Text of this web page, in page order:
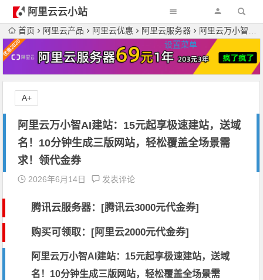
阿里云云小站
设置菜单
首页 阿里云产品 阿里云优惠 阿里云服务器 阿里云万小智AI建站：15元起享极速建站，送域名！10分钟生成三版网站，轻松覆盖全场景需求！领代金券
阿里云万小智AI建站：15元起享极速建站，送域
名！10分钟生成三版网站，轻松覆盖全场景需
求！领代金券
2026年6月14日 发表评论
腾讯云服务器：[腾讯云3000元代金券]
购买可领取：[阿里云2000元代金券]
阿里云万小智AI建站：15元起享极速建站，送域
名！10分钟生成三版网站，轻松覆盖全场景需
A+